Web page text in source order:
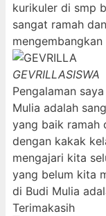
kurikuler di smp
sangat ramah
GEVRILLASISWA
Pengalaman
Mulia adalah
yang baik ramah
dengan kakak
mengajari kita
yang belum kita
di Budi Mulia
Terimakasih